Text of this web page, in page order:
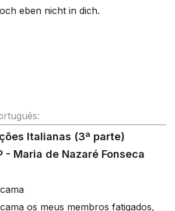
eben nicht in dich.
Italianas (3ª parte)
- Maria de Nazaré Fonseca
os meus membros fatigados,